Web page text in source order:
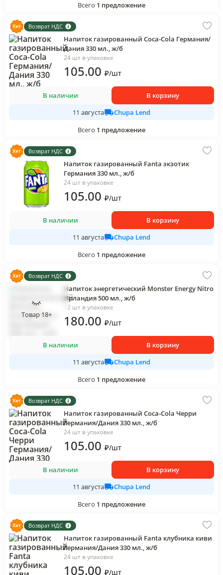
Всего 1 предложение
Возврат НДС
Напиток газированный Coca-Cola Германия/
Дания 330 мл., ж/б
24 шт в упаковке
105.00 ₽/шт
В наличии
В корзину
11 августа
Chupa Lend
Всего 1 предложение
Возврат НДС
Напиток газированный Fanta экзотик
Германия 330 мл., ж/б
24 шт в упаковке
105.00 ₽/шт
В наличии
В корзину
11 августа
Chupa Lend
Всего 1 предложение
Возврат НДС
Товар 18+
Напиток энергетический Monster Energy Nitro
Ирландия 500 мл., ж/б
12 шт в упаковке
180.00 ₽/шт
В наличии
В корзину
11 августа
Chupa Lend
Всего 1 предложение
Возврат НДС
Напиток газированный Coca-Cola Черри
Германия/Дания 330 мл., ж/б
24 шт в упаковке
105.00 ₽/шт
В наличии
В корзину
11 августа
Chupa Lend
Всего 1 предложение
Возврат НДС
Напиток газированный Fanta клубника киви
Германия/Дания 330 мл., ж/б
24 шт в упаковке
105.00 ₽/шт